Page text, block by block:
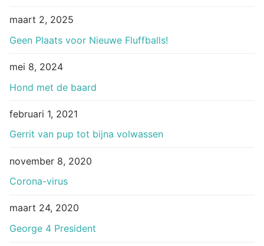
maart 2, 2025
Geen Plaats voor Nieuwe Fluffballs!
mei 8, 2024
Hond met de baard
februari 1, 2021
Gerrit van pup tot bijna volwassen
november 8, 2020
Corona-virus
maart 24, 2020
George 4 President